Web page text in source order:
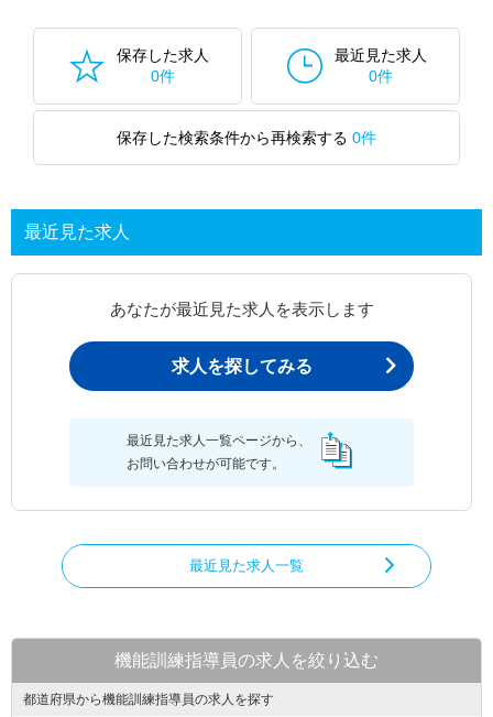
保存した求人
0件
最近見た求人
0件
保存した検索条件から再検索する 0件
最近見た求人
あなたが最近見た求人を表示します
求人を探してみる
最近見た求人一覧ページから、
お問い合わせが可能です。
最近見た求人一覧
機能訓練指導員の求人を絞り込む
都道府県から機能訓練指導員の求人を探す